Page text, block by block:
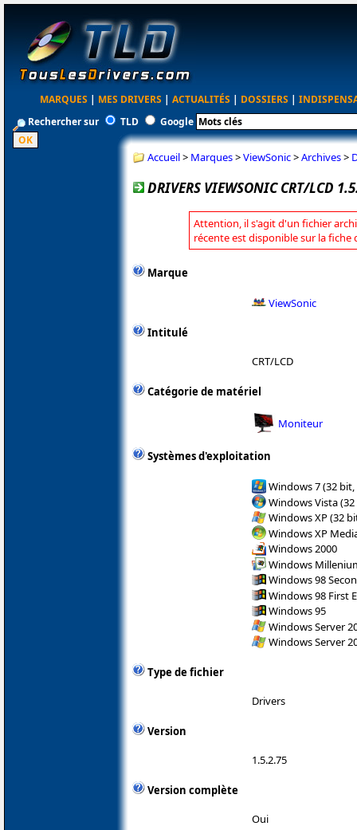
MARQUES | MES DRIVERS | ACTUALITÉS | DOSSIERS |
Rechercher sur
TLD Google
Accueil> Marques>ViewSonic>Archives>
DRIVERS VIEWSONIC CRT/LCD
Attention, il s'agit d'un fichier
récente est disponible sur la fiche
Marque
ViewSonic
Intitulé
CRT/LCD
Catégorie de matériel
Moniteur
Systèmes d'exploitation
Windows 7 (32 bit,
Windows Vista
Windows XP (32
Windows XP
Windows 2000
Windows
Windows 98
Windows 98 First
Windows 95
Windows Server
Windows Server
Type de fichier
Drivers
Version
1.5.2.75
Version complète
Oui